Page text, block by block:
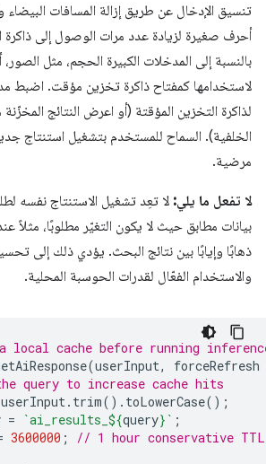
تنسيق الإدخال عن طريق إزالة المسافات
أحرف صغيرة لزيادة عدد مرات الوصول إلى ذاكرة
بالنسبة إلى المدخلات الكبيرة الحجم، مثل
لذاكرة التخزين المؤقتة (أو اعرض النتائج
الخلفية). السماح للمستخدم بتشغيل استنتاج
مرضية.
لا تفعل ما يلي: لا تعِد تشغيل الاستنتاج نفسه
بيانات مطابق حيث لا يكون التغيّر مطلوبًا، مثلاً
ذهابًا وإيابًا بين نتائج البحث. يؤدي ذلك إلى
والاستخدام الفعّال لقدرات الحوسبة المحلية.
local cache before running
(userInput,
forceRefresh
query to increase cache hits
userInput. trim(). toLowerCase();
= `ai_results_ ${query} ` ;
3600000 ; // 1 hour conservative TTL